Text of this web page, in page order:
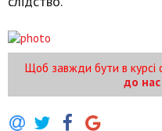
Щоб завжди бути в курсі
до